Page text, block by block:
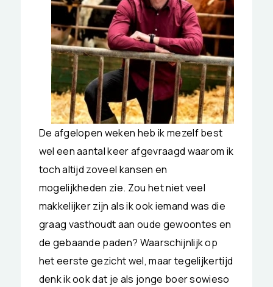
De afgelopen weken heb ik mezelf best
wel een aantal keer afgevraagd waarom ik
toch altijd zoveel kansen en
mogelijkheden zie. Zou het niet veel
makkelijker zijn als ik ook iemand was die
graag vasthoudt aan oude gewoontes en
de gebaande paden? Waarschijnlijk op
het eerste gezicht wel, maar tegelijkertijd
denk ik ook dat je als jonge boer sowieso